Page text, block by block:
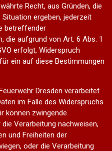
Recht, aus Gründen, die
ergeben, jederzeit
betreffender
die aufgrund von Art. 6 Abs. 1
erfolgt, Widerspruch
ein auf diese Bestimmungen
Dresden verarbeitet
im Falle des Widerspruchs
können zwingende
Verarbeitung nachweisen,
und Freiheiten der
oder die Verarbeitung